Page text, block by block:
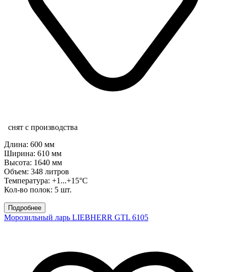
снят с производства
Длина: 600 мм
Ширина: 610 мм
Высота: 1640 мм
Объем: 348 литров
Температура: +1...+15°C
Кол-во полок: 5 шт.
Подробнее
Морозильный ларь LIEBHERR GTL 6105